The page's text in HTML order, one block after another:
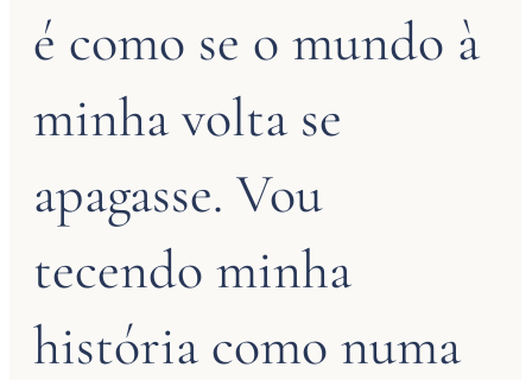
é como se o mundo à
minha volta se
apagasse. Vou
tecendo minha
história como numa